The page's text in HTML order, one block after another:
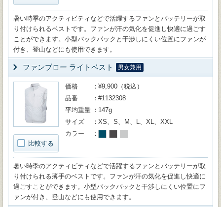
暑い時季のアクティビティなどで活躍するファンとバッテリーが取
り付けられるベストです。ファンが汗の気化を促進し快適に過ごす
ことができます。小型バックパックと干渉しにくい位置にファンが
付き、登山などにも使用できます。
ファンブロー ライトベスト 男女兼用
比較する
価格
¥9,900（税込）
品番
#1132308
平均重量
147g
サイズ
XS、S、M、L、XL、XXL
カラー
暑い時季のアクティビティなどで活躍するファンとバッテリーが取
り付けられる薄手のベストです。ファンが汗の気化を促進し快適に
過ごすことができます。小型バックパックと干渉しにくい位置にフ
ァンが付き、登山などにも使用できます。